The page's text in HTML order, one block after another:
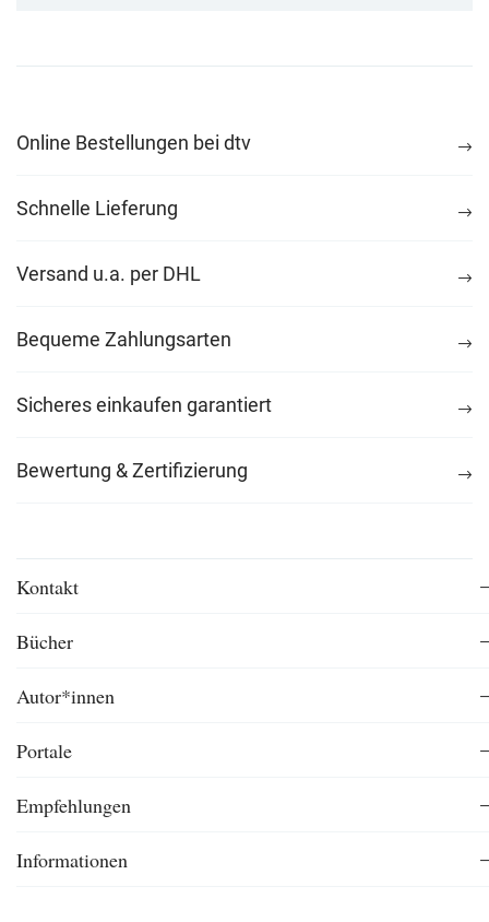
Online Bestellungen bei dtv
Schnelle Lieferung
Versand u.a. per DHL
Bequeme Zahlungsarten
Sicheres einkaufen garantiert
Bewertung & Zertifizierung
Kontakt
Bücher
Autor*innen
Portale
Empfehlungen
Informationen